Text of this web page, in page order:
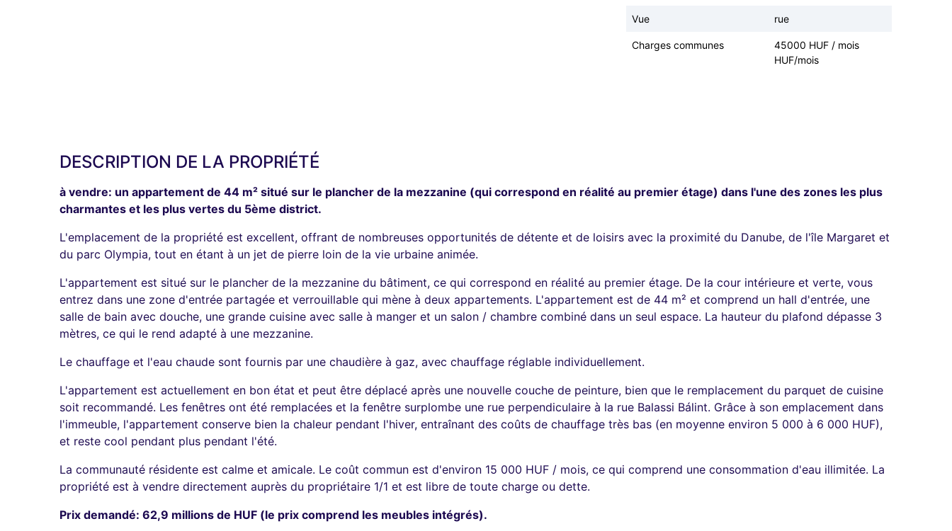
Vue rue
Charges communes
45000 HUF / mois
HUF/mois
DESCRIPTION DE LA PROPRIÉTÉ
à vendre: un appartement de 44 m² situé sur le plancher de la mezzanine (qui correspond en réalité au premier étage) dans l'une des zones les plus
charmantes et les plus vertes du 5ème district.
L'emplacement de la propriété est excellent, offrant de nombreuses opportunités de détente et de loisirs avec la proximité du Danube, de l'île Margaret et
du parc Olympia, tout en étant à un jet de pierre loin de la vie urbaine animée.
L'appartement est situé sur le plancher de la mezzanine du bâtiment, ce qui correspond en réalité au premier étage. De la cour intérieure et verte, vous
entrez dans une zone d'entrée partagée et verrouillable qui mène à deux appartements. L'appartement est de 44 m² et comprend un hall d'entrée, une
salle de bain avec douche, une grande cuisine avec salle à manger et un salon / chambre combiné dans un seul espace. La hauteur du plafond dépasse 3
mètres, ce qui le rend adapté à une mezzanine.
Le chauffage et l'eau chaude sont fournis par une chaudière à gaz, avec chauffage réglable individuellement.
L'appartement est actuellement en bon état et peut être déplacé après une nouvelle couche de peinture, bien que le remplacement du parquet de cuisine
soit recommandé. Les fenêtres ont été remplacées et la fenêtre surplombe une rue perpendiculaire à la rue Balassi Bálint. Grâce à son emplacement dans
l'immeuble, l'appartement conserve bien la chaleur pendant l'hiver, entraînant des coûts de chauffage très bas (en moyenne environ 5 000 à 6 000 HUF),
et reste cool pendant plus pendant l'été.
La communauté résidente est calme et amicale. Le coût commun est d'environ 15 000 HUF / mois, ce qui comprend une consommation d'eau illimitée. La
propriété est à vendre directement auprès du propriétaire 1/1 et est libre de toute charge ou dette.
Prix demandé: 62,9 millions de HUF (le prix comprend les meubles intégrés).